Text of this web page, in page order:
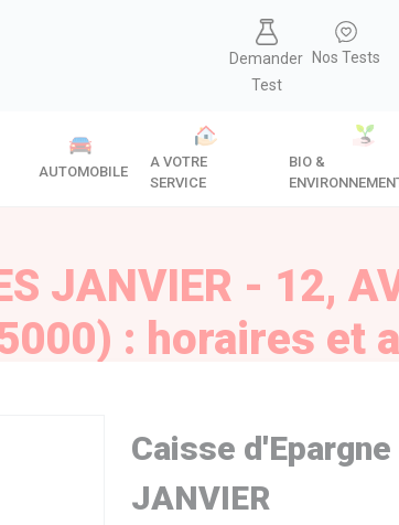
Demander
Test
Nos Tests
AUTOMOBILE
A VOTRE
SERVICE
BIO &
JANVIER - 12,
: horaires et
Caisse d'Epargne
JANVIER